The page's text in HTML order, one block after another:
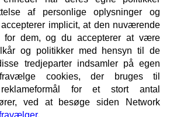
af personlige oplysninger og
implicit, at den nuværende
dem, og du accepterer at være
og politikker med hensyn til de
tredjeparter indsamler på egen
cookies, der bruges til
for et stort antal
ved at besøge siden Network
.